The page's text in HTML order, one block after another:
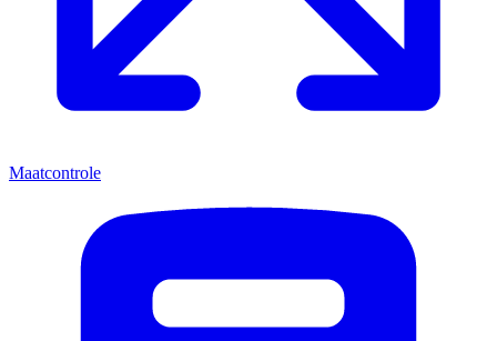
Maatcontrole